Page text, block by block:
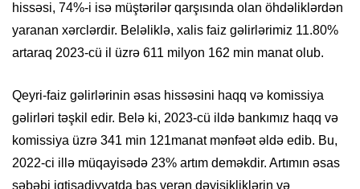
hissəsi, 74%-i isə müştərilər qarşısında olan öhdəliklərdən
yaranan xərclərdir. Beləliklə, xalis faiz gəlirlərimiz 11.80%
artaraq 2023-cü il üzrə 611 milyon 162 min manat olub.
Qeyri-faiz gəlirlərinin əsas hissəsini haqq və komissiya
gəlirləri təşkil edir. Belə ki, 2023-cü ildə bankımız haqq və
komissiya üzrə 341 min 121manat mənfəət əldə edib. Bu,
2022-ci illə müqayisədə 23% artım deməkdir. Artımın əsas
səbəbi iqtisadiyyatda baş verən dəyişikliklərin və